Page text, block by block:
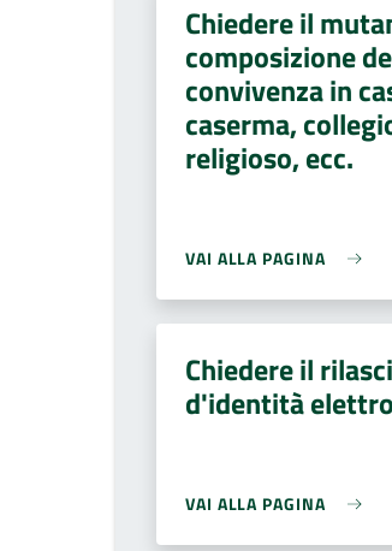
Chiedere il
composizione
convivenza in
caserma,
religioso, ecc.
VAI ALLA PAGINA
Chiedere il
d'identità
VAI ALLA PAGINA